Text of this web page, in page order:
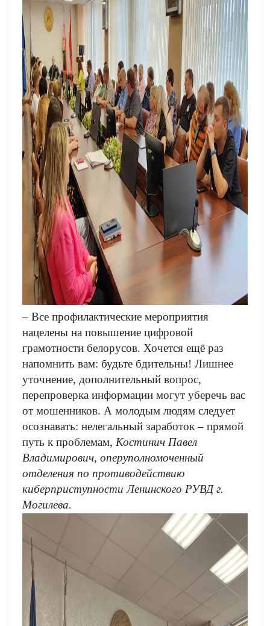
– Все профилактические мероприятия
нацелены на повышение цифровой
грамотности белорусов. Хочется ещё раз
напомнить вам: будьте бдительны! Лишнее
уточнение, дополнительный вопрос,
перепроверка информации могут уберечь вас
от мошенников. А молодым людям следует
осознавать: нелегальный заработок – прямой
путь к проблемам, Костинич Павел
Владимирович, оперуполномоченный
отделения по противодействию
киберприступности Ленинского РУВД г.
Могилева.